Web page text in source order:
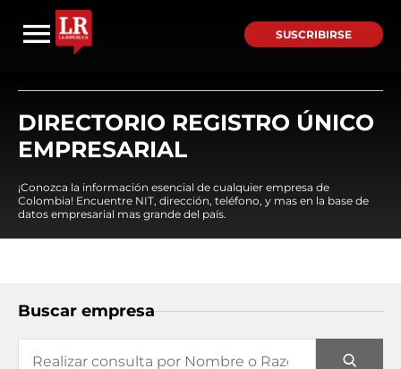
SUSCRIBIRSE
DIRECTORIO REGISTRO ÚNICO
EMPRESARIAL
¡Conozca la información esencial de cualquier empresa de
Colombia! Encuentre NIT, dirección, teléfono, y mas en la base de
datos empresarial mas grande del país.
Buscar empresa